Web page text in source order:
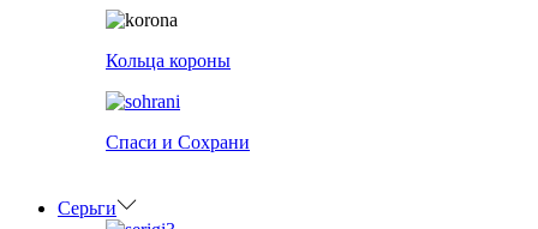
Кольца короны
Спаси и Сохрани
Серьги